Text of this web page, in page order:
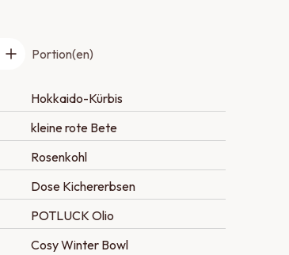
Portion(en)
Hokkaido-Kürbis
kleine rote Bete
Rosenkohl
Dose Kichererbsen
POTLUCK Olio
Cosy Winter Bowl